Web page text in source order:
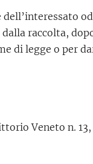
raccolta,
di legge o per
Veneto n.